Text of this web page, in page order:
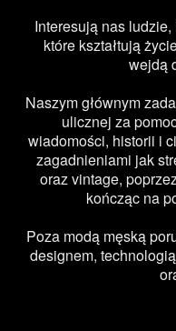
Interesują nas
które kształtują
wejdą
Naszym głównym
ulicznej za
wiadomości, historii i
zagadnieniami jak
oraz vintage,
kończąc na
Poza modą męską
designem,